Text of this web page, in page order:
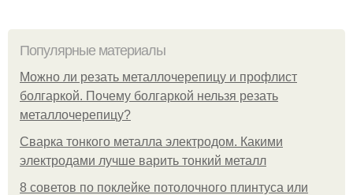
Популярные материалы
Можно ли резать металлочерепицу и профлист
болгаркой. Почему болгаркой нельзя резать
металлочерепицу?
Сварка тонкого металла электродом. Какими
электродами лучше варить тонкий металл
8 советов по поклейке потолочного плинтуса или